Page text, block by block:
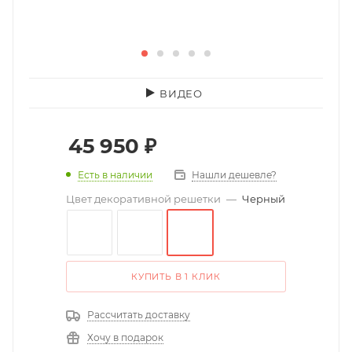
ВИДЕО
45 950 ₽
Есть в наличии Нашли дешевле?
Цвет декоративной решетки — Черный
КУПИТЬ В 1 КЛИК
Рассчитать доставку
Хочу в подарок